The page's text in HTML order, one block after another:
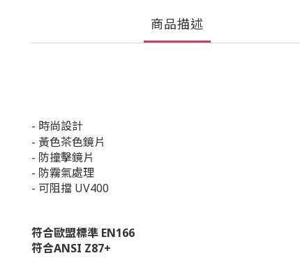
商品描述
- 時尚設計
- 黃色茶色鏡片
- 防撞擊鏡片
- 防霧氣處理
- 可阻擋 UV400
符合歐盟標準 EN166
符合ANSI Z87+